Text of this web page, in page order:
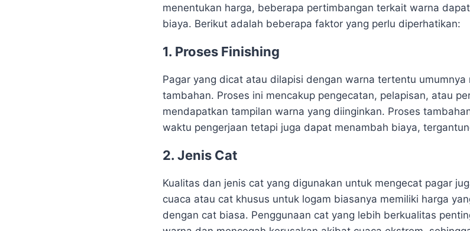
menentukan harga, beberapa pertimbangan terkait warna
biaya. Berikut adalah beberapa faktor yang perlu diperhatikan:
1. Proses Finishing
Pagar yang dicat atau dilapisi dengan warna tertentu umumnya
tambahan. Proses ini mencakup pengecatan, pelapisan, atau
mendapatkan tampilan warna yang diinginkan. Proses
waktu pengerjaan tetapi juga dapat menambah biaya,
2. Jenis Cat
Kualitas dan jenis cat yang digunakan untuk mengecat pagar
cuaca atau cat khusus untuk logam biasanya memiliki harga
dengan cat biasa. Penggunaan cat yang lebih berkualitas